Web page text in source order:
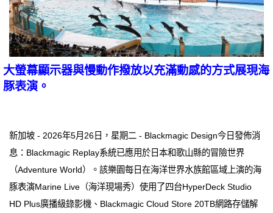
大螢幕顯示器與慢動作撥放以充滿動感的方式展現海
豚表演。
新加坡 - 2026年5月26日，星期二 - Blackmagic Design今日發佈消
息：Blackmagic Replay系統已應用於日本和歌山縣的冒險世界
（Adventure World）。該樂園每日在海洋世界水族館區域上演的海
豚表演Marine Live（海洋現場秀）使用了四台HyperDeck Studio
HD Plus廣播級錄影機、Blackmagic Cloud Store 20TB網路存儲解